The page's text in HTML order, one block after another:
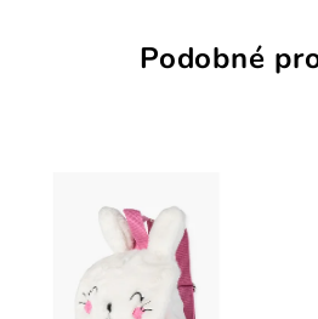
Podobné